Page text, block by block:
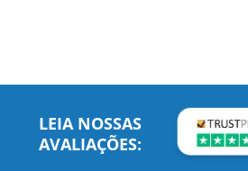
LEIA NOSSAS
AVALIAÇÕES: